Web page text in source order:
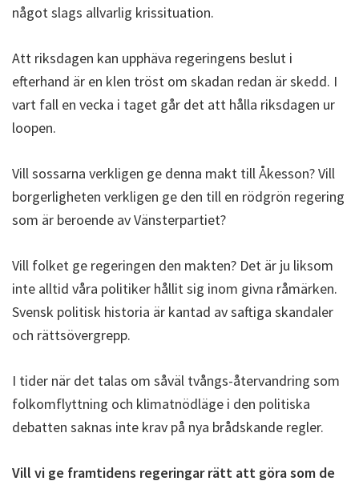
något slags allvarlig krissituation.
Att riksdagen kan upphäva regeringens beslut i
efterhand är en klen tröst om skadan redan är skedd. I
vart fall en vecka i taget går det att hålla riksdagen ur
loopen.
Vill sossarna verkligen ge denna makt till Åkesson? Vill
borgerligheten verkligen ge den till en rödgrön regering
som är beroende av Vänsterpartiet?
Vill folket ge regeringen den makten? Det är ju liksom
inte alltid våra politiker hållit sig inom givna råmärken.
Svensk politisk historia är kantad av saftiga skandaler
och rättsövergrepp.
I tider när det talas om såväl tvångs-återvandring som
folkomflyttning och klimatnödläge i den politiska
debatten saknas inte krav på nya brådskande regler.
Vill vi ge framtidens regeringar rätt att göra som de